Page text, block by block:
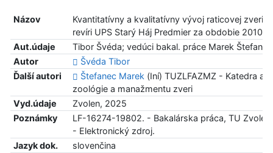
Názov
Kvantitatívny a kvalitatívny vývoj raticovej zveri
revíri UPS Starý Háj Predmier za obdobie 2010
Aut.údaje
Tibor Švéda; vedúci bakal. práce Marek Štefanec
Autor
Švéda Tibor
Ďalší autori
Štefanec Marek(Iní) TUZLFAZMZ - Katedra
zoológie a manažmentu zveri
Vyd.údaje
Zvolen, 2025
Poznámky
LF-16274-19802. - Bakalárska práca, TU
- Elektronický zdroj.
Jazyk dok.
slovenčina